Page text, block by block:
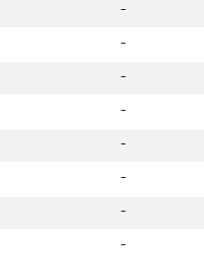
-
-
-
-
-
-
-
-